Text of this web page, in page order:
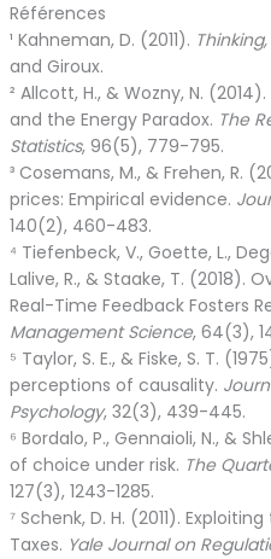
Références
¹ Kahneman, D. (2011).
and Giroux.
² Allcott, H., & Wozny, N.
and the Energy Paradox. The
Statistics, 96(5), 779-795.
³ Cosemans, M., & Frehen, R.
prices: Empirical evidence.
140(2), 460-483.
⁴ Tiefenbeck, V., Goette, L.,
Lalive, R., & Staake, T. (2018).
Real-Time Feedback Fosters
Management Science, 64(3),
⁵ Taylor, S. E., & Fiske, S. T.
perceptions of causality.
Psychology, 32(3), 439-445.
⁶ Bordalo, P., Gennaioli, N., &
of choice under risk. The
127(3), 1243-1285.
⁷ Schenk, D. H. (2011).
Taxes. Yale Journal on